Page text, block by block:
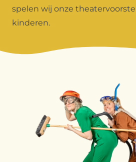
spelen wij onze
kinderen.